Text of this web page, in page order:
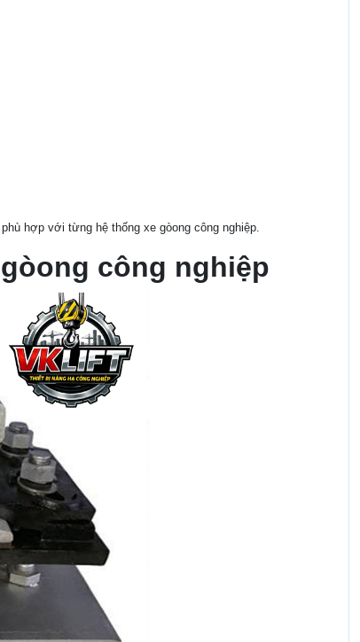
hợp với từng hệ thống xe gòong công nghiệp.
công nghiệp